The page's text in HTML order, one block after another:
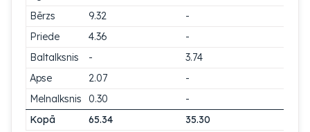
Bērzs
9.32
-
Priede
4.36
-
Baltalksnis
-
3.74
Apse
2.07
-
Melnalksnis
0.30
-
Kopā
65.34 35.30